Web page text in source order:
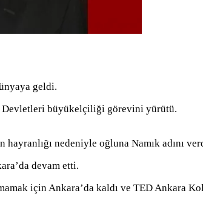
geldi.
Devletleri büyükelçiliği görevini yürütü.
nedeniyle oğluna Namık adını
devam etti.
için Ankara’da kaldı ve TED Ankara